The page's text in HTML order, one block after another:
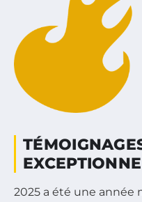
2025 a été une année